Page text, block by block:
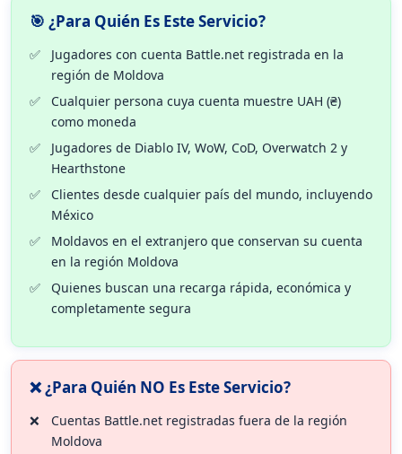
🎯 ¿Para Quién Es Este Servicio?
Jugadores con cuenta Battle.net registrada en la
región de Moldova
Cualquier persona cuya cuenta muestre UAH (₴)
como moneda
Jugadores de Diablo IV, WoW, CoD, Overwatch 2 y
Hearthstone
Clientes desde cualquier país del mundo, incluyendo
México
Moldavos en el extranjero que conservan su cuenta
en la región Moldova
Quienes buscan una recarga rápida, económica y
completamente segura
❌ ¿Para Quién NO Es Este Servicio?
Cuentas Battle.net registradas fuera de la región
Moldova